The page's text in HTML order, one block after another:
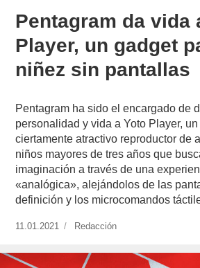
Pentagram da vida
Player, un gadget
niñez sin pantallas
Pentagram ha sido el encargado de
personalidad y vida a Yoto Player,
ciertamente atractivo reproductor de
niños mayores de tres años que
imaginación a través de una
«analógica», alejándolos de las
definición y los microcomandos
Publicado
11.01.2021 https://www.experimenta.es/
Redacción